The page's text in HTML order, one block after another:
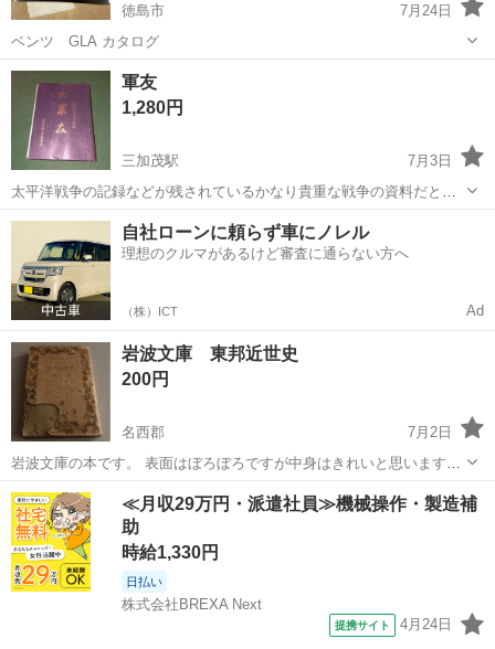
徳島市
7月24日
ベンツ GLA カタログ
徳島 徳島市 その他
軍友
1,280円
三加茂駅
7月3日
太平洋戦争の記録などが残されているかなり貴重な戦争の資料だと思
われます。けっこう分厚い本です。興味ある方よろしくお願いいたし
徳島 三好郡 三加茂駅 その他
自社ローンに頼らず車にノレル
理想のクルマがあるけど審査に通らない方へ
（株）ICT Ad
岩波文庫 東邦近世史
200円
名西郡
7月2日
岩波文庫の本です。 表面はぼろぼろですが中身はきれいと思います。
内容は分かりません。 昭和時代ので本です
徳島 名西郡 その他
≪月収29万円・派遣社員≫機械操作・製造補
助
時給1,330円
日払い
株式会社BREXA Next
提携サイト 4月24日